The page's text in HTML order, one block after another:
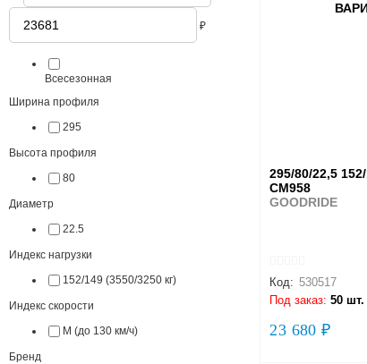
₽
Сезонность
Всесезонная
Ширина профиля
295
Высота профиля
80
Диаметр
22.5
Индекс нагрузки
152/149 (3550/3250 кг)
Индекс скорости
M (до 130 км/ч)
Бренд
295/80/22,5
CM958
GOODRIDE
Код: 530517
Под заказ:50 шт.
23 680 ₽